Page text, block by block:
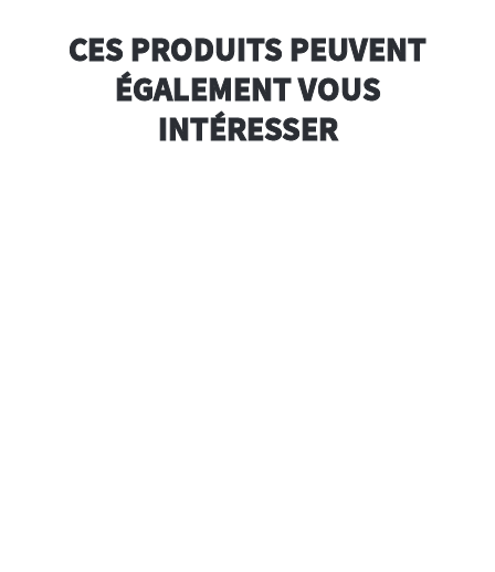
CES PRODUITS PEUVENT
ÉGALEMENT VOUS
INTÉRESSER